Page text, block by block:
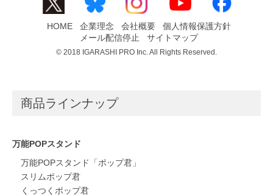
HOME 企業理念 会社概要
個人情報保護方針
メール配信停止
サイトマップ
© 2018 IGARASHI PRO Inc. All Rights Reserved.
商品ラインナップ
万能POPスタンド
万能POPスタンド「ポップ君」
スリムポップ君
くっつくポップ君